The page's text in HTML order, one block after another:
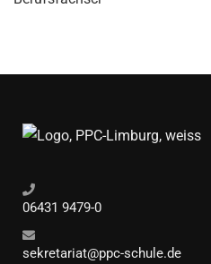
06431 9479-0
sekretariat@ppc-schule.de